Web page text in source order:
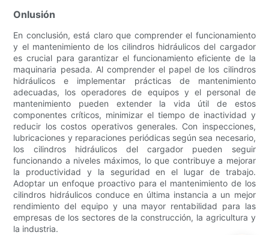
Onlusión
En conclusión, está claro que comprender el funcionamiento
y el mantenimiento de los cilindros hidráulicos del cargador
es crucial para garantizar el funcionamiento eficiente de la
maquinaria pesada. Al comprender el papel de los cilindros
hidráulicos e implementar prácticas de mantenimiento
adecuadas, los operadores de equipos y el personal de
mantenimiento pueden extender la vida útil de estos
componentes críticos, minimizar el tiempo de inactividad y
reducir los costos operativos generales. Con inspecciones,
lubricaciones y reparaciones periódicas según sea necesario,
los cilindros hidráulicos del cargador pueden seguir
funcionando a niveles máximos, lo que contribuye a mejorar
la productividad y la seguridad en el lugar de trabajo.
Adoptar un enfoque proactivo para el mantenimiento de los
cilindros hidráulicos conduce en última instancia a un mejor
rendimiento del equipo y una mayor rentabilidad para las
empresas de los sectores de la construcción, la agricultura y
la industria.